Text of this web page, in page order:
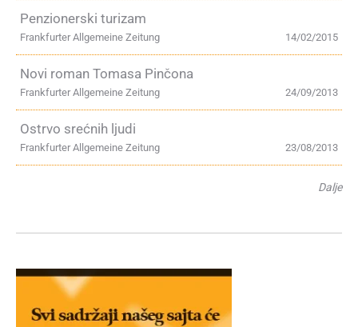
Penzionerski turizam
14/02/2015
Frankfurter Allgemeine Zeitung
Novi roman Tomasa Pinčona
24/09/2013
Frankfurter Allgemeine Zeitung
Ostrvo srećnih ljudi
23/08/2013
Frankfurter Allgemeine Zeitung
Dalje